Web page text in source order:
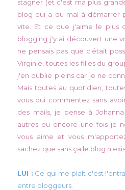
stagner (et c'est ma plus
blog qui a du mal à démarrer
vite. Et ce que j'aime le plus
blogging j'y ai découvert une
ne pensais pas que c'était
Virginie, toutes les filles du
j'en oublie pleins car je ne
Mais toutes au quotidien,
vous qui commentez sans
des mails, je pense à
autres ou encore une fois je
vous aime et vous
sachez que sans ça le blog
LUI : Ce qui me plaît c'est
entre bloggeurs.